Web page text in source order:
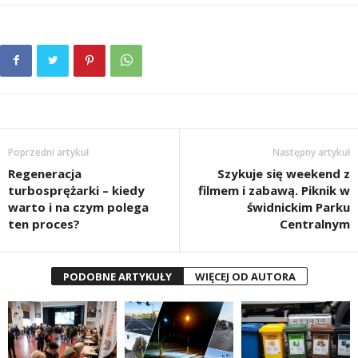
Poprzedni artykuł
Regeneracja
turbosprężarki – kiedy
warto i na czym polega
ten proces?
Następny artykuł
Szykuje się weekend z
filmem i zabawą. Piknik w
świdnickim Parku
Centralnym
PODOBNE ARTYKUŁY WIĘCEJ OD AUTORA